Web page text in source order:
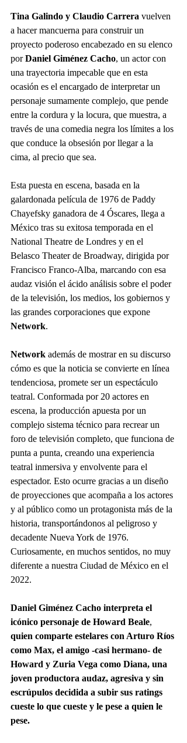
Tina Galindo y Claudio Carrera vuelven
a hacer mancuerna para construir un
proyecto poderoso encabezado en su elenco
por Daniel Giménez Cacho, un actor con
una trayectoria impecable que en esta
ocasión es el encargado de interpretar un
personaje sumamente complejo, que pende
entre la cordura y la locura, que muestra, a
través de una comedia negra los límites a los
que conduce la obsesión por llegar a la
cima, al precio que sea.
Esta puesta en escena, basada en la
galardonada película de 1976 de Paddy
Chayefsky ganadora de 4 Óscares, llega a
México tras su exitosa temporada en el
National Theatre de Londres y en el
Belasco Theater de Broadway, dirigida por
Francisco Franco-Alba, marcando con esa
audaz visión el ácido análisis sobre el poder
de la televisión, los medios, los gobiernos y
las grandes corporaciones que expone
Network.
Network además de mostrar en su discurso
cómo es que la noticia se convierte en línea
tendenciosa, promete ser un espectáculo
teatral. Conformada por 20 actores en
escena, la producción apuesta por un
complejo sistema técnico para recrear un
foro de televisión completo, que funciona de
punta a punta, creando una experiencia
teatral inmersiva y envolvente para el
espectador. Esto ocurre gracias a un diseño
de proyecciones que acompaña a los actores
y al público como un protagonista más de la
historia, transportándonos al peligroso y
decadente Nueva York de 1976.
Curiosamente, en muchos sentidos, no muy
diferente a nuestra Ciudad de México en el
2022.
Daniel Giménez Cacho interpreta el
icónico personaje de Howard Beale,
quien comparte estelares con Arturo Ríos
como Max, el amigo -casi hermano- de
Howard y Zuria Vega como Diana, una
joven productora audaz, agresiva y sin
escrúpulos decidida a subir sus ratings
cueste lo que cueste y le pese a quien le
pese.